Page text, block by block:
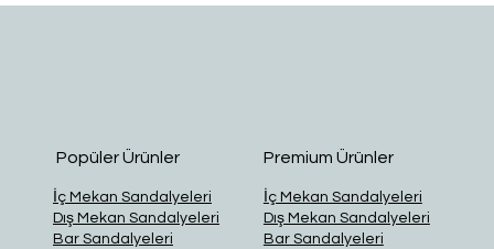
Popüler Ürünler
İç Mekan Sandalyeleri
Dış Mekan Sandalyeleri
Bar Sandalyeleri
Premium Ürünler
İç Mekan Sandalyeleri
Dış Mekan Sandalyeleri
Bar Sandalyeleri